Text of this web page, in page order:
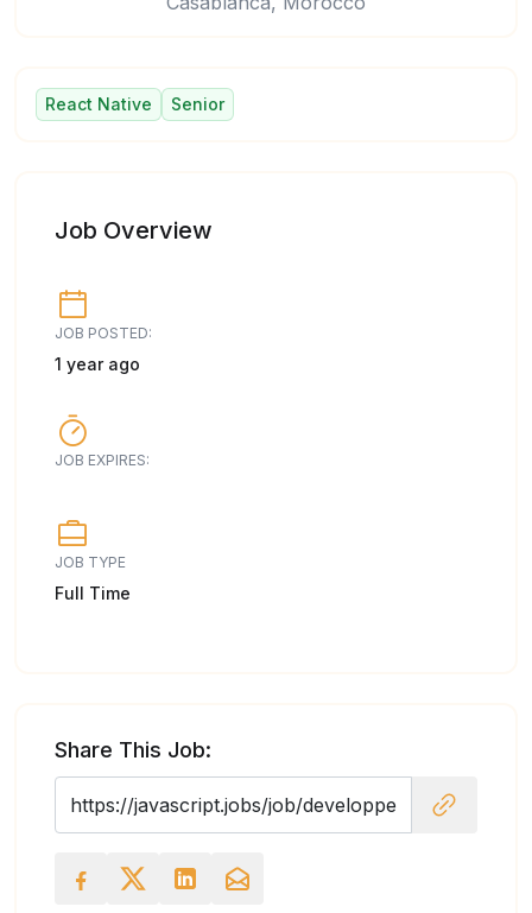
React Native Senior
Job Overview
JOB POSTED:
1 year ago
JOB EXPIRES:
JOB TYPE
Full Time
Share This Job: